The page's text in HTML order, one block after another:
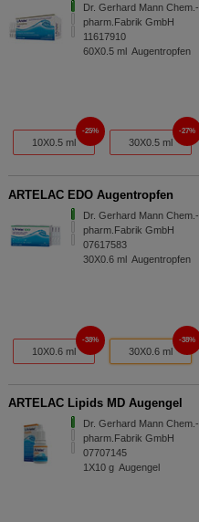
Dr. Gerhard Mann Chem.-
pharm.Fabrik GmbH
11617910
60X0.5 ml Augentropfen
10X0.5 ml
25%
30X0.5 ml
27%
ARTELAC EDO Augentropfen
Dr. Gerhard Mann Chem.-
pharm.Fabrik GmbH
07617583
30X0.6 ml Augentropfen
10X0.6 ml
38%
30X0.6 ml
38%
ARTELAC Lipids MD Augengel
Dr. Gerhard Mann Chem.-
pharm.Fabrik GmbH
07707145
1X10 g Augengel